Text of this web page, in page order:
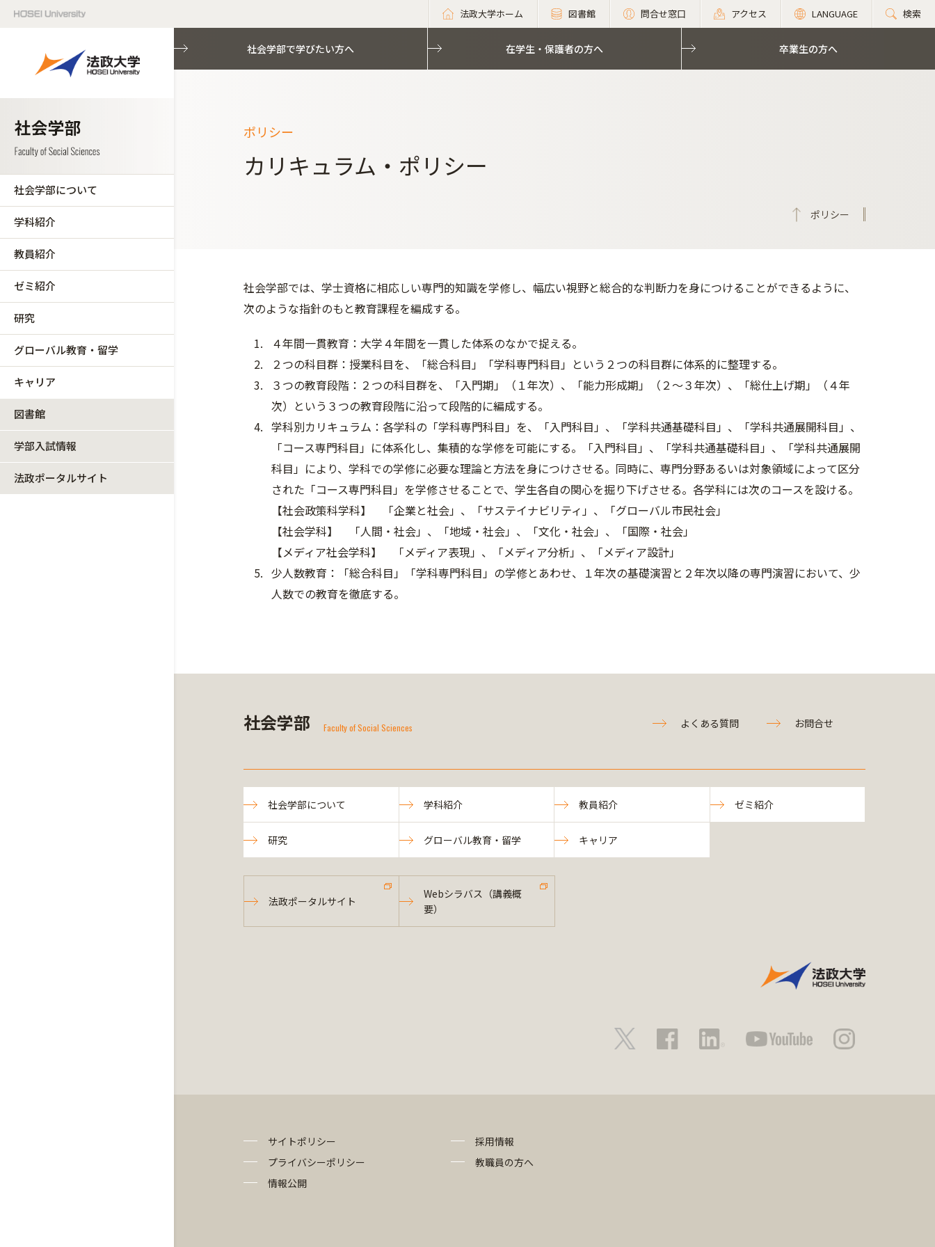
法政大学ホーム 図書館 問合せ窓口 アクセス LANGUAGE 検索
社会学部について
学科紹介
教員紹介
ゼミ紹介
研究
グローバル教育・留学
キャリア
図書館
学部入試情報
法政ポータルサイト
社会学部で学びたい方へ 在学生・保護者の方へ 卒業生の方へ
ポリシー
カリキュラム・ポリシー
ポリシー
社会学部では、学士資格に相応しい専門的知識を学修し、幅広い視野と総合的な判断力を身につけることができるように、
次のような指針のもと教育課程を編成する。
４年間一貫教育：大学４年間を一貫した体系のなかで捉える。
２つの科目群：授業科目を、「総合科目」「学科専門科目」という２つの科目群に体系的に整理する。
３つの教育段階：２つの科目群を、「入門期」（１年次）、「能力形成期」（２～３年次）、「総仕上げ期」（４年
次）という３つの教育段階に沿って段階的に編成する。
学科別カリキュラム：各学科の「学科専門科目」を、「入門科目」、「学科共通基礎科目」、「学科共通展開科目」、
「コース専門科目」に体系化し、集積的な学修を可能にする。「入門科目」、「学科共通基礎科目」、「学科共通展開
科目」により、学科での学修に必要な理論と方法を身につけさせる。同時に、専門分野あるいは対象領域によって区分
された「コース専門科目」を学修させることで、学生各自の関心を掘り下げさせる。各学科には次のコースを設ける。
【社会政策科学科】 「企業と社会」、「サステイナビリティ」、「グローバル市民社会」
【社会学科】 「人間・社会」、「地域・社会」、「文化・社会」、「国際・社会」
【メディア社会学科】 「メディア表現」、「メディア分析」、「メディア設計」
少人数教育：「総合科目」「学科専門科目」の学修とあわせ、１年次の基礎演習と２年次以降の専門演習において、少
人数での教育を徹底する。
社会学部 Faculty of Social Sciences よくある質問 お問合せ
社会学部について 学科紹介 教員紹介 ゼミ紹介
研究 グローバル教育・留学 キャリア
法政ポータルサイト
Webシラバス（講義概
要）
サイトポリシー
プライバシーポリシー
情報公開
採用情報
教職員の方へ